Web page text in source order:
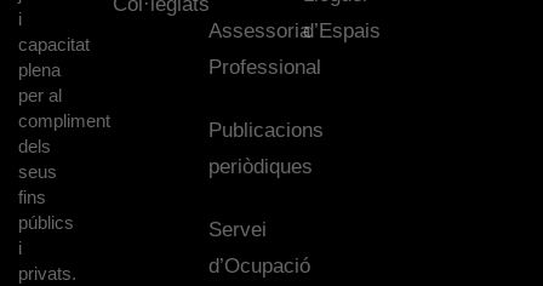
i
capacitat
plena
per al
compliment
dels
seus
fins
públics
i
privats.
Assessoria
Professional
Publicacions
periòdiques
Servei
d’Ocupació
d’Espais